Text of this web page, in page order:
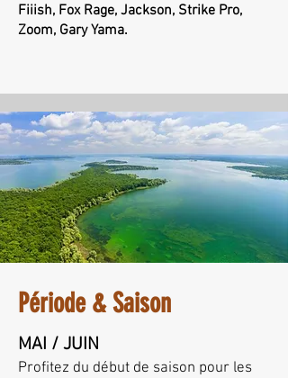
Fiiish, Fox Rage, Jackson, Strike Pro,
Zoom, Gary Yama.
Période & Saison
MAI / JUIN
Profitez du début de saison pour les